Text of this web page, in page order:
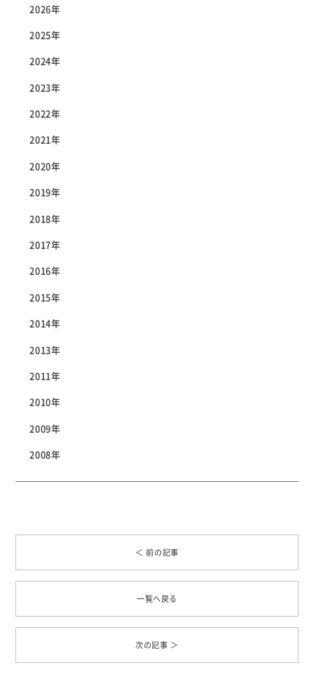
2026年
2025年
2024年
2023年
2022年
2021年
2020年
2019年
2018年
2017年
2016年
2015年
2014年
2013年
2011年
2010年
2009年
2008年
＜ 前の記事
一覧へ戻る
次の記事 ＞